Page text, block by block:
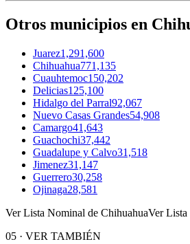
Otros municipios en
Juarez1,291,600
Chihuahua771,135
Cuauhtemoc150,202
Delicias125,100
Hidalgo del Parral92,067
Nuevo Casas Grandes54,908
Camargo41,643
Guachochi37,442
Guadalupe y Calvo31,518
Jimenez31,147
Guerrero30,258
Ojinaga28,581
Ver Lista Nominal de ChihuahuaVer
05 · VER TAMBIÉN